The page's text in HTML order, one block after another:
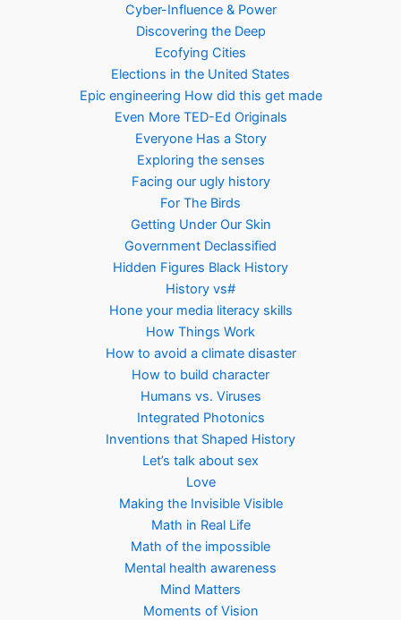
Cyber-Influence & Power
Discovering the Deep
Ecofying Cities
Elections in the United States
Epic engineering How did this get made
Even More TED-Ed Originals
Everyone Has a Story
Exploring the senses
Facing our ugly history
For The Birds
Getting Under Our Skin
Government Declassified
Hidden Figures Black History
History vs#
Hone your media literacy skills
How Things Work
How to avoid a climate disaster
How to build character
Humans vs. Viruses
Integrated Photonics
Inventions that Shaped History
Let’s talk about sex
Love
Making the Invisible Visible
Math in Real Life
Math of the impossible
Mental health awareness
Mind Matters
Moments of Vision